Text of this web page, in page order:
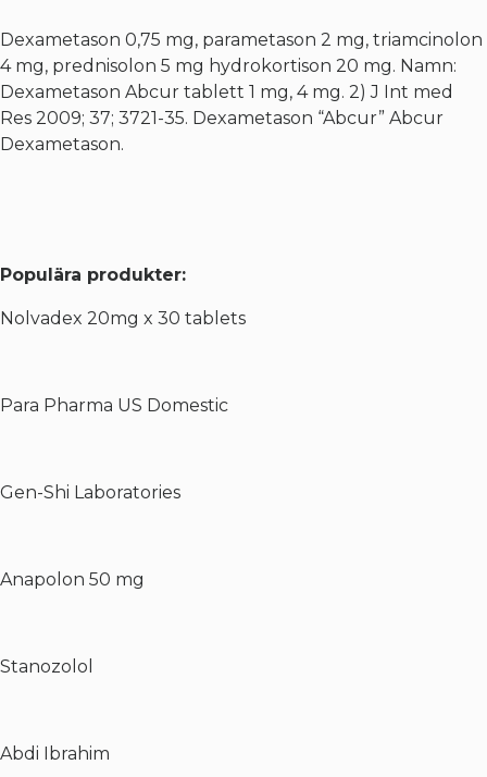
Dexametason 0,75 mg, parametason 2 mg, triamcinolon
4 mg, prednisolon 5 mg hydrokortison 20 mg. Namn:
Dexametason Abcur tablett 1 mg, 4 mg. 2) J Int med
Res 2009; 37; 3721-35. Dexametason “Abcur” Abcur
Dexametason.
Populära produkter:
Nolvadex 20mg x 30 tablets
Para Pharma US Domestic
Gen-Shi Laboratories
Anapolon 50 mg
Stanozolol
Abdi Ibrahim